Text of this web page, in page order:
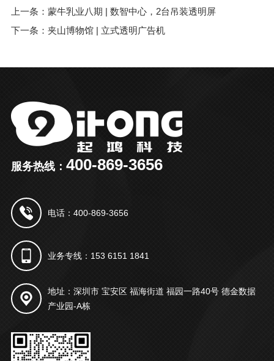
上一条：蒙牛乳业八期 | 数智中心，2台吊装透明屏
下一条：夹山博物馆 | 立式透明广告机
服务热线： 400-869-3656
电话：400-869-3656
业务专线：153 6151 1841
地址：深圳市 宝安区 福海街道 福园一路40号 德金数据
产业园-A栋